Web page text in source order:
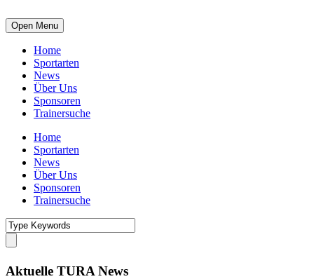
Open Menu
Home
Sportarten
News
Über Uns
Sponsoren
Trainersuche
Home
Sportarten
News
Über Uns
Sponsoren
Trainersuche
Aktuelle TURA News